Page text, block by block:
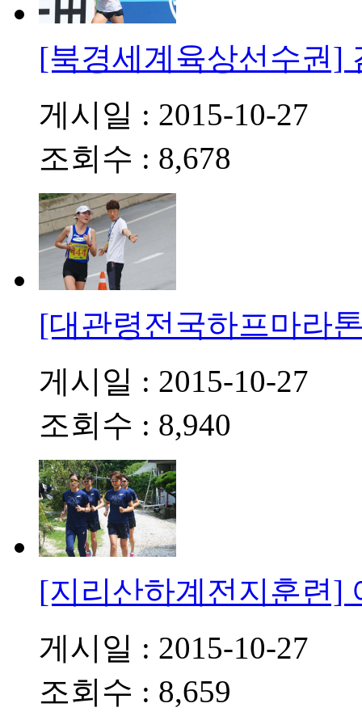
[북경세계육상선수권]
게시일 : 2015-10-27
조회수 : 8,678
[대관령전국하프마라
게시일 : 2015-10-27
조회수 : 8,940
[지리산하계전지훈련]
게시일 : 2015-10-27
조회수 : 8,659